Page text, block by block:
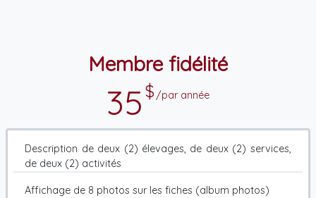
Membre fidélité
35 $ /par année
Description de deux (2) élevages, de deux (2) services,
de deux (2) activités
Affichage de 8 photos sur les fiches (album photos)